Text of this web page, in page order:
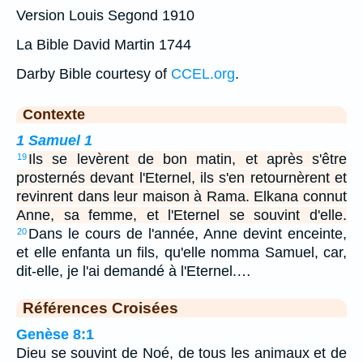
Version Louis Segond 1910
La Bible David Martin 1744
Darby Bible courtesy of CCEL.org.
Contexte
1 Samuel 1
19 Ils se levèrent de bon matin, et après s'être
prosternés devant l'Eternel, ils s'en retournèrent et
revinrent dans leur maison à Rama. Elkana connut
Anne, sa femme, et l'Eternel se souvint d'elle.
20 Dans le cours de l'année, Anne devint enceinte,
et elle enfanta un fils, qu'elle nomma Samuel, car,
dit-elle, je l'ai demandé à l'Eternel.…
Références Croisées
Genèse 8:1
Dieu se souvint de Noé, de tous les animaux et de